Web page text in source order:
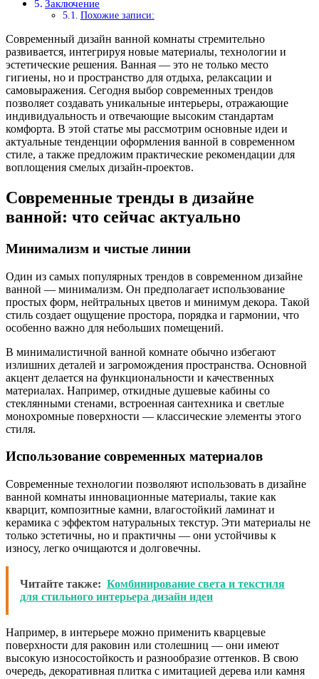
Заключение
Похожие записи:
Современный дизайн ванной комнаты стремительно
развивается, интегрируя новые материалы, технологии и
эстетические решения. Ванная — это не только место
гигиены, но и пространство для отдыха, релаксации и
самовыражения. Сегодня выбор современных трендов
позволяет создавать уникальные интерьеры, отражающие
индивидуальность и отвечающие высоким стандартам
комфорта. В этой статье мы рассмотрим основные идеи и
актуальные тенденции оформления ванной в современном
стиле, а также предложим практические рекомендации для
воплощения смелых дизайн-проектов.
Современные тренды в дизайне
ванной: что сейчас актуально
Минимализм и чистые линии
Один из самых популярных трендов в современном дизайне
ванной — минимализм. Он предполагает использование
простых форм, нейтральных цветов и минимум декора. Такой
стиль создает ощущение простора, порядка и гармонии, что
особенно важно для небольших помещений.
В минималистичной ванной комнате обычно избегают
излишних деталей и загромождения пространства. Основной
акцент делается на функциональности и качественных
материалах. Например, откидные душевые кабины со
стеклянными стенами, встроенная сантехника и светлые
монохромные поверхности — классические элементы этого
стиля.
Использование современных материалов
Современные технологии позволяют использовать в дизайне
ванной комнаты инновационные материалы, такие как
кварцит, композитные камни, влагостойкий ламинат и
керамика с эффектом натуральных текстур. Эти материалы не
только эстетичны, но и практичны — они устойчивы к
износу, легко очищаются и долговечны.
Читайте также: Комбинирование света и текстиля
для стильного интерьера дизайн идеи
Например, в интерьере можно применить кварцевые
поверхности для раковин или столешниц — они имеют
высокую износостойкость и разнообразие оттенков. В свою
очередь, декоративная плитка с имитацией дерева или камня